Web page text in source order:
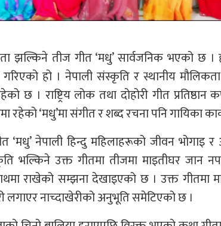
झल्किने तीज गीत ‘मधु’ सार्वजनिक भएको छ ।
हो । नेपाली संस्कृति र स्थानीय
छ । राष्ट्रिय लोक तथा दोहोरी गीत प्रतिष्ठान
रहेको ‘मधु’मा संगीत र शब्द रचना पनि गायिका
‘मधु’ नेपाली हिन्दु महिलाहरूको जीवन भोगाइ र
भल्किने उक्त गीतमा तीजमा माइतीघर जान
राखेको सम्झना देखाइएको छ । उक्त गीतमा
नाच्दाखेरीको अनुभूति समेटिएको छ ।